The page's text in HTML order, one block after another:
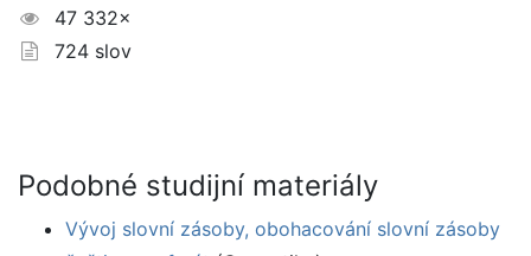
47 332×
724 slov
Podobné studijní materiály
Vývoj slovní zásoby, obohacování slovní zásoby